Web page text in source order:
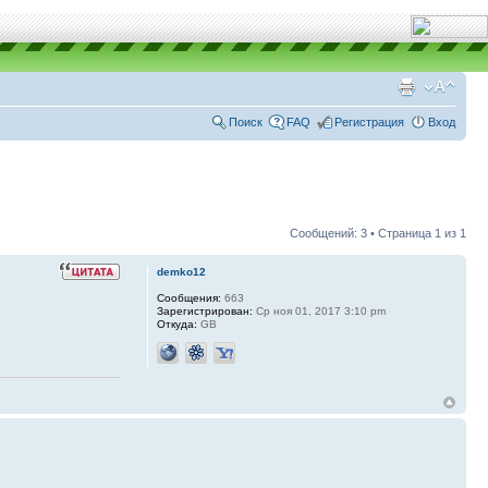
Поиск FAQ Регистрация Вход
Сообщений: 3 • Страница 1 из 1
demko12
Сообщения: 663
Зарегистрирован: Ср ноя 01, 2017 3:10 pm
Откуда: GB